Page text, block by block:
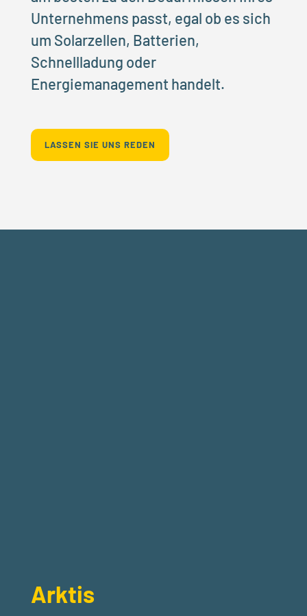
Unternehmens passt, egal ob es sich
um Solarzellen, Batterien,
Schnellladung oder
Energiemanagement handelt.
LASSEN SIE UNS REDEN
Arktis